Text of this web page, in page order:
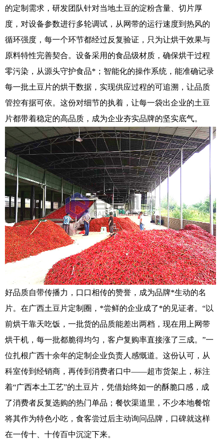
的定制需求，研发团队针对当地土豆的淀粉含量、切片厚
度，对设备参数进行多轮调试，从网带的运行速度到热风的
循环强度，每一个环节都经过反复验证，只为让烘干效果与
原料特性完善契合。设备采用的食品级材质，确保烘干过程
零污染，从源头守护食品*；智能化的操作系统，能准确记录
每一批土豆片的烘干数据，实现供应过程的可追溯，让品质
管控有据可依。这份对细节的执着，让每一袋出企业的土豆
片都带着稳定的高品质，成为企业夯实品牌的坚实底气。
好品质自带传播力，口口相传的赞誉，成为品牌*生动的名
片。在广西土豆片定制圈，*尝鲜的企业成了*的见证者。“以
前烘干靠天吃饭，一批货的品质能差出两档，现在用上网带
烘干机，每一批都脆得均匀，客户复购率直接涨了三成。”一
位扎根广西十余年的定制企业负责人感慨道。这份认可，从
科室传到经销商，再传到消费者口中——超市货架上，标注
着“广西本土工艺”的土豆片，凭借始终如一的酥脆口感，成
了消费者反复选购的热门单品；餐饮渠道里，不少本地餐馆
将其作为特色小吃，食客尝过后主动询问品牌，口碑就这样
在一传十、十传百中沉淀下来。